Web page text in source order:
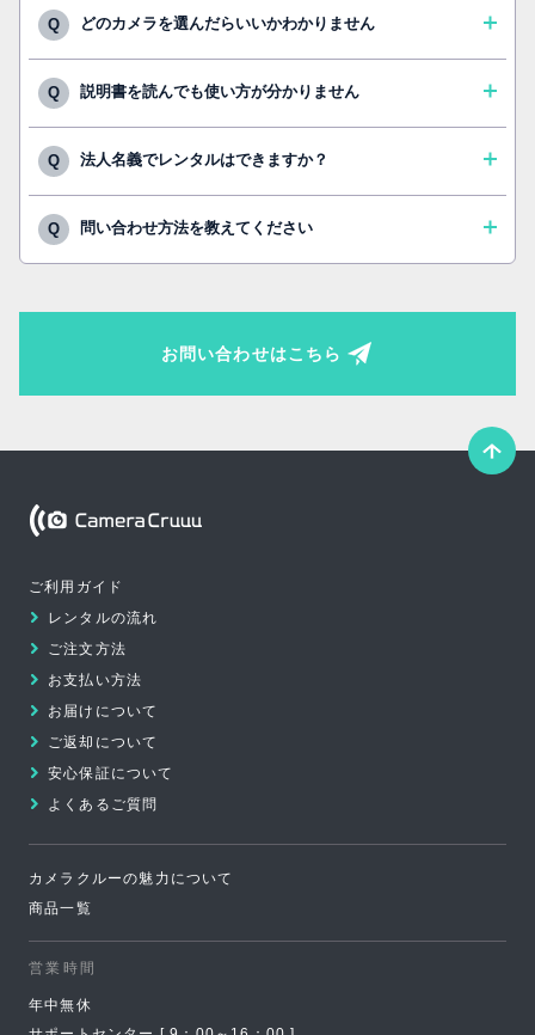
Q どのカメラを選んだらいいかわかりません
Q 説明書を読んでも使い方が分かりません
Q 法人名義でレンタルはできますか？
Q 問い合わせ方法を教えてください
お問い合わせはこちら
こ
ご利用ガイド
レンタルの流れ
ご注文方法
お支払い方法
お届けについて
ご返却について
安心保証について
よくあるご質問
カメラクルーの魅力について
商品一覧
営業時間
年中無休